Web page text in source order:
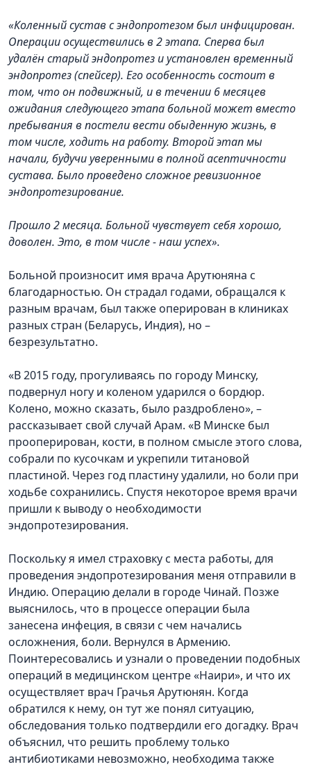
«Коленный сустав с эндопротезом был инфицирован.
Операции осуществились в 2 этапа. Сперва был
удалён старый эндопротез и установлен временный
эндопротез (спейсер). Его особенность состоит в
том, что он подвижный, и в течении 6 месяцев
ожидания следующего этапа больной может вместо
пребывания в постели вести обыденную жизнь, в
том числе, ходить на работу. Второй этап мы
начали, будучи уверенными в полной асептичности
сустава. Было проведено сложное ревизионное
эндопротезирование.
Прошло 2 месяца. Больной чувствует себя хорошо,
доволен. Это, в том числе - наш успех».
Больной произносит имя врача Арутюняна с
благодарностью. Он страдал годами, обращался к
разным врачам, был также оперирован в клиниках
разных стран (Беларусь, Индия), но –
безрезультатно.
«В 2015 году, прогуливаясь по городу Минску,
подвернул ногу и коленом ударился о бордюр.
Колено, можно сказать, было раздроблено», –
рассказывает свой случай Арам. «В Минске был
прооперирован, кости, в полном смысле этого слова,
собрали по кусочкам и укрепили титановой
пластиной. Через год пластину удалили, но боли при
ходьбе сохранились. Спустя некоторое время врачи
пришли к выводу о необходимости
эндопротезирования.
Поскольку я имел страховку с места работы, для
проведения эндопротезирования меня отправили в
Индию. Операцию делали в городе Чинай. Позже
выяснилось, что в процессе операции была
занесена инфеция, в связи с чем начались
осложнения, боли. Вернулся в Армению.
Поинтересовались и узнали о проведении подобных
операций в медицинском центре «Наири», и что их
осуществляет врач Грачья Арутюнян. Когда
обратился к нему, он тут же понял ситуацию,
обследования только подтвердили его догадку. Врач
объяснил, что решить проблему только
антибиотиками невозможно, необходима также